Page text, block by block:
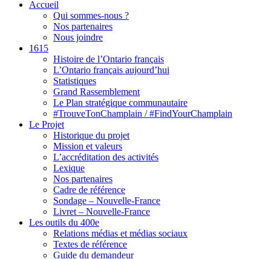
Accueil
Qui sommes-nous ?
Nos partenaires
Nous joindre
1615
Histoire de l’Ontario français
L’Ontario français aujourd’hui
Statistiques
Grand Rassemblement
Le Plan stratégique communautaire
#TrouveTonChamplain / #FindYourChamplain
Le Projet
Historique du projet
Mission et valeurs
L’accréditation des activités
Lexique
Nos partenaires
Cadre de référence
Sondage – Nouvelle-France
Livret – Nouvelle-France
Les outils du 400e
Relations médias et médias sociaux
Textes de référence
Guide du demandeur